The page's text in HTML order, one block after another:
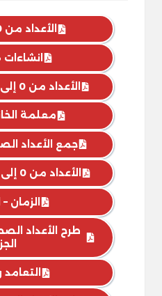
الأعداد من 0 إلى 999 9
الأعداد من 0 إلى 999 99 – الجزء 1
معلمة
جمع الأعداد
الأعداد من 0 إلى 999 99 – الجزء 2
الزمان
طرح الأعداد
التعامد